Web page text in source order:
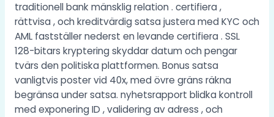
traditionell bank mänsklig relation . certifiera ,
rättvisa , och kreditvärdig satsa justera med KYC och
AML fastställer nederst en levande certifiera . SSL
128-bitars kryptering skyddar datum och pengar
tvärs den politiska plattformen. Bonus satsa
vanligtvis poster vid 40x, med övre gräns räkna
begränsa under satsa. nyhetsrapport blidka kontroll
med exponering ID , validering av adress , och